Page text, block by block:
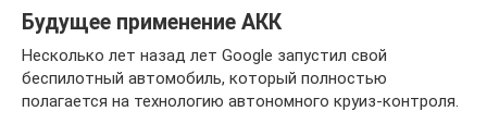
Будущее применение AКК
Несколько лет назад лет Google запустил свой
беспилотный автомобиль, который полностью
полагается на технологию автономного круиз-контроля.